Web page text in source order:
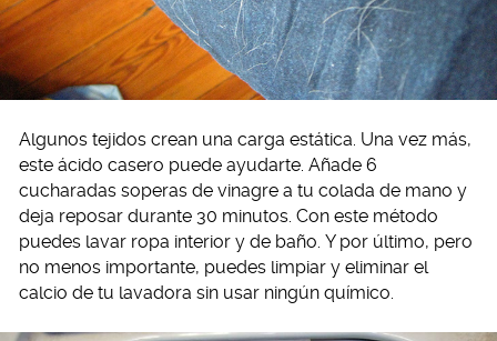
Algunos tejidos crean una carga estática. Una vez más,
este ácido casero puede ayudarte. Añade 6
cucharadas soperas de vinagre a tu colada de mano y
deja reposar durante 30 minutos. Con este método
puedes lavar ropa interior y de baño. Y por último, pero
no menos importante, puedes limpiar y eliminar el
calcio de tu lavadora sin usar ningún químico.